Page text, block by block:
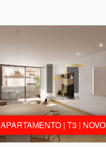
APARTAMENTO | T3 | NOVO